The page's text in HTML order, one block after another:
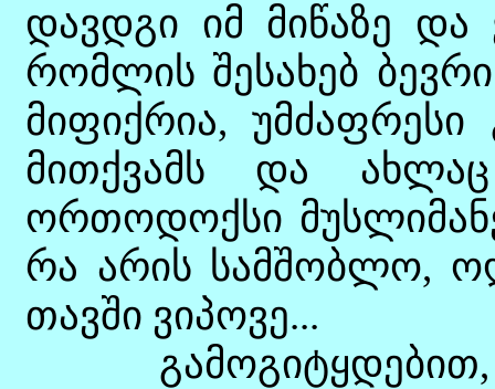
დავდგი იმ მიწაზე და
რომლის შესახებ
მიფიქრია,
მითქვამს და ახლაც
ორთოდოქსი
რა არის სამშობლო,
თავში ვიპოვე...
გამოგიტყდებით,